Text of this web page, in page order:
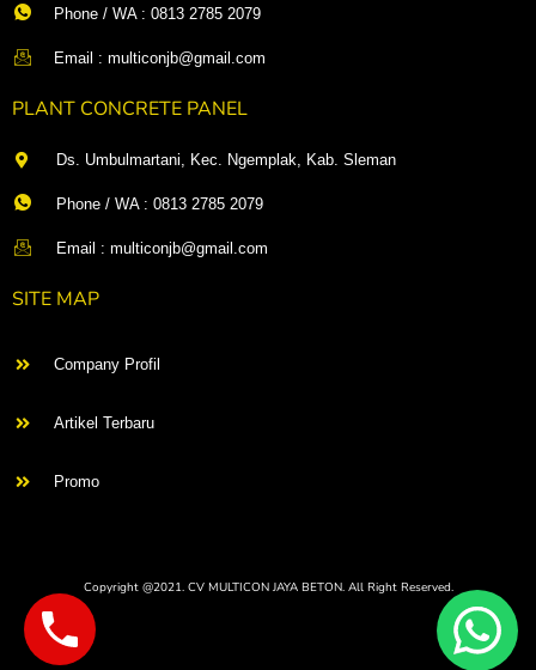
Phone / WA : 0813 2785 2079
Email : multiconjb@gmail.com
PLANT CONCRETE PANEL
Ds. Umbulmartani, Kec. Ngemplak, Kab. Sleman
Phone / WA : 0813 2785 2079
Email : multiconjb@gmail.com
SITE MAP
Company Profil
Artikel Terbaru
Promo
Copyright @2021. CV MULTICON JAYA BETON. All Right Reserved.